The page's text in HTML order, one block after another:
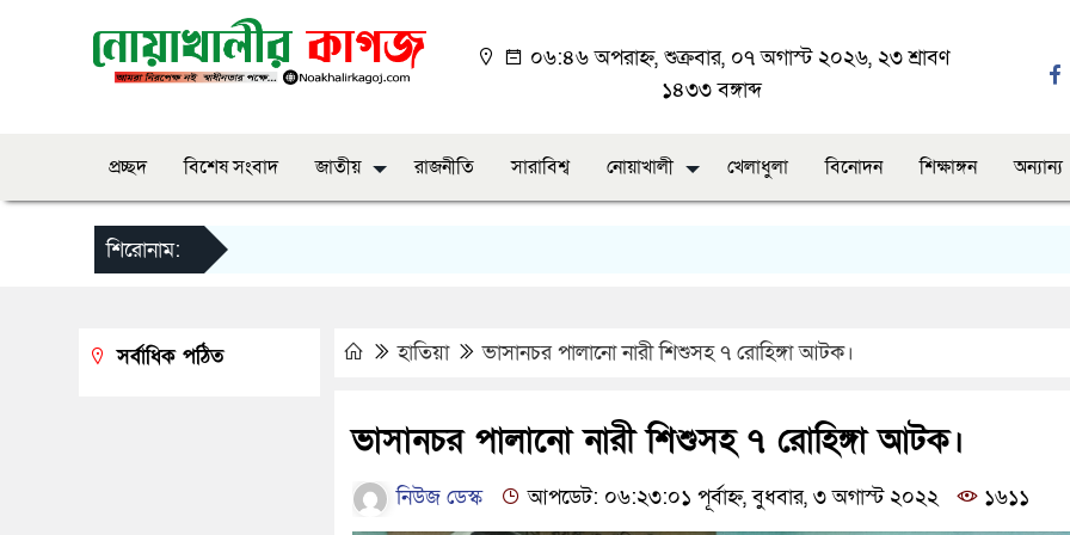
০৬:৪৬ অপরাহ্ন, শুক্রবার, ০৭ অগাস্ট ২০২৬, ২৩ শ্রাবণ
১৪৩৩ বঙ্গাব্দ
প্রচ্ছদ বিশেষ সংবাদ জাতীয় রাজনীতি সারাবিশ্ব নোয়াখালী খেলাধুলা বিনোদন শিক্ষাঙ্গন অন্যান্য
শিরোনাম:
হাতিয়া ভাসানচর পালানো নারী শিশুসহ ৭ রোহিঙ্গা আটক।
ভাসানচর পালানো নারী শিশুসহ ৭ রোহিঙ্গা আটক।
নিউজ ডেস্ক আপডেট: ০৬:২৩:০১ পূর্বাহ্ন, বুধবার, ৩ অগাস্ট ২০২২ ১৬১১
সর্বাধিক পঠিত